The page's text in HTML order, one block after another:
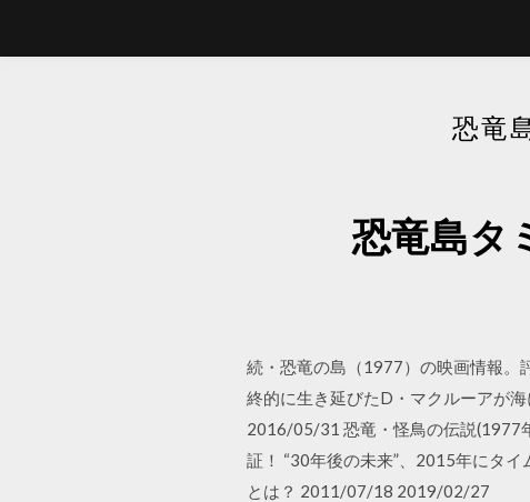
恐竜
恐竜島タ
続・恐竜の島（1977）の映画情報。
終的に生き延びたD・マクルーアが
2016/05/31 恐竜・怪鳥の伝説(1977
証！ “30年後の未来”、2015年にタ
とは？ 2011/07/18 2019/02/27